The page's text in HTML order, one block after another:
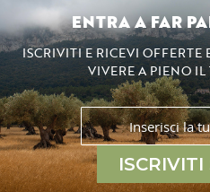
ENTRA A FAR
ISCRIVITI E RICEVI OFFERTE
VIVERE A PIENO IL
Iscriviti
alla
nostra
Newsletter: